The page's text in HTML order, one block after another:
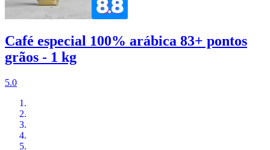
Café especial 100% arábica 83+ pontos
grãos - 1 kg
5.0